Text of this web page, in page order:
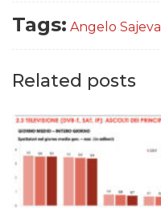
Tags: Angelo Sajeva
Related posts